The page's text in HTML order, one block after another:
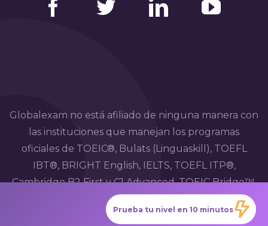
Prueba tu nivel en 10 minutos
Globalexam no está afiliado de ninguna manera con
las instituciones que manejan los programas
oficiales de TOEIC®, Bulats (Linguaskill), TOEFL
IBT®, BRIGHT English, IELTS, TOEFL ITP®,
Cambridge B2 First y C1 Advanced, TOEIC Bridge™,
HSK®, BRIGHT Español, DELE, DELF, TCF, BRIGHT
Deutsch y WiDaF.